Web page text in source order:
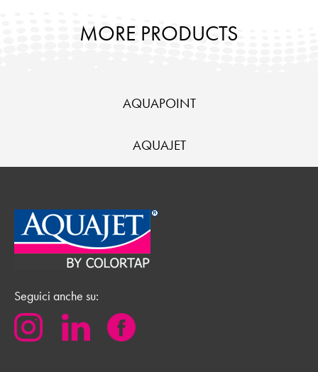
MORE PRODUCTS
AQUAPOINT
AQUAJET
Seguici anche su: